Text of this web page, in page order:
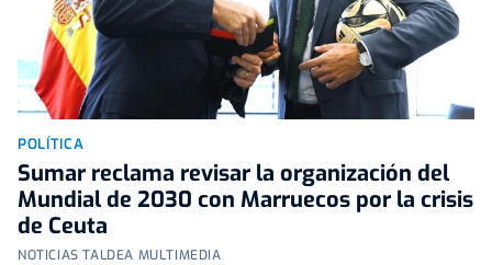
POLÍTICA
Sumar reclama revisar la organización del
Mundial de 2030 con Marruecos por la crisis
de Ceuta
NOTICIAS TALDEA MULTIMEDIA